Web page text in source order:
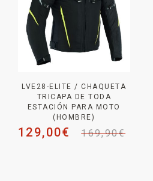
LVE28-ELITE / CHAQUETA
TRICAPA DE TODA
ESTACIÓN PARA MOTO
(HOMBRE)
169,90€
129,00€